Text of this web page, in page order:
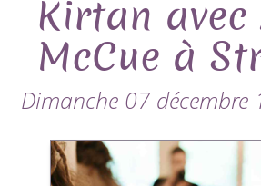
Kirtan avec
McCue à
Dimanche 07